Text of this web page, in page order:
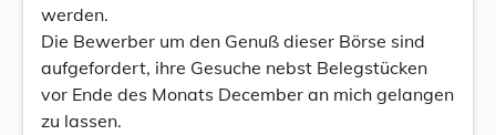
werden.
Die Bewerber um den Genuß dieser Börse sind
aufgefordert, ihre Gesuche nebst Belegstücken
vor Ende des Monats December an mich gelangen
zu lassen.